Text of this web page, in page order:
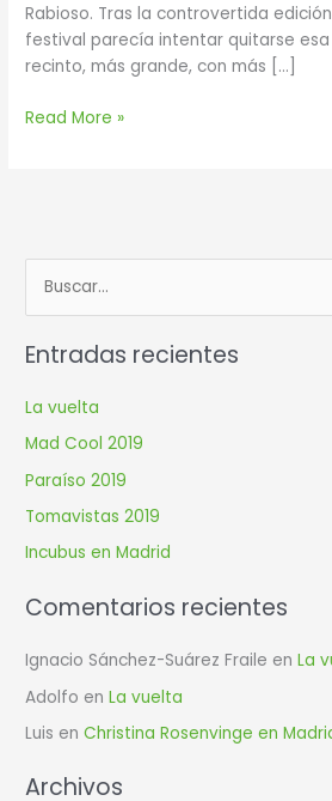
Rabioso. Tras la controvertida
festival parecía intentar quitarse esa
recinto, más grande, con más […]
Read More »
u
s
a
r
p
o
r
Entradas recientes
La vuelta
Mad Cool 2019
Paraíso 2019
Tomavistas 2019
Incubus en Madrid
Comentarios recientes
Ignacio Sánchez-Suárez Fraile enLa
Adolfo enLa vuelta
Luis enChristina Rosenvinge en
Archivos